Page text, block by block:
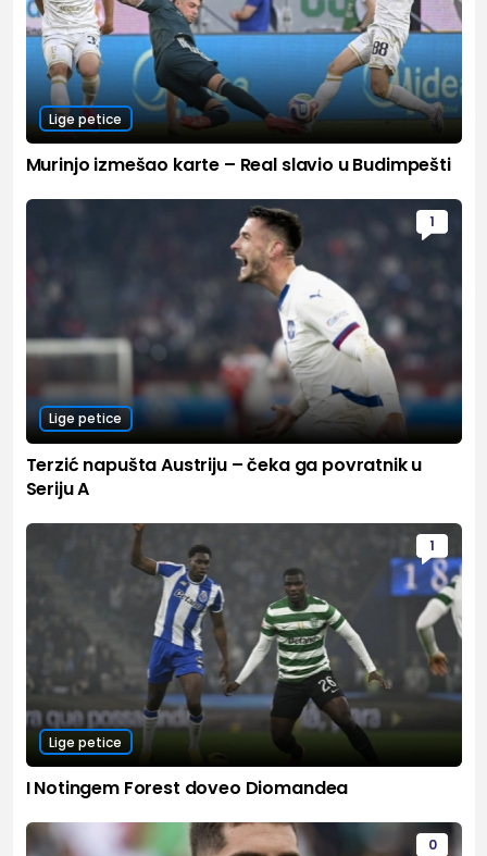
Lige petice
Murinjo izmešao karte – Real slavio u Budimpešti
1
Lige petice
Terzić napušta Austriju – čeka ga povratnik u
Seriju A
1
Lige petice
I Notingem Forest doveo Diomandea
0